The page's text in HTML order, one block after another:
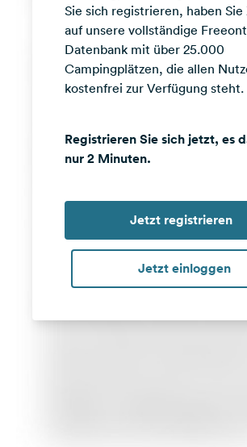
Instagram
Sie sich registrieren, haben
auf unsere vollständige
Datenbank mit über 25.000
Campingplätzen, die allen
kostenfrei zur Verfügung steht.
Registrieren Sie sich jetzt, es
nur 2 Minuten.
Jetzt registrieren
Jetzt einloggen